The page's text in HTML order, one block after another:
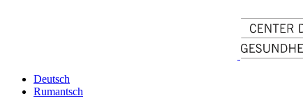
Deutsch
Rumantsch